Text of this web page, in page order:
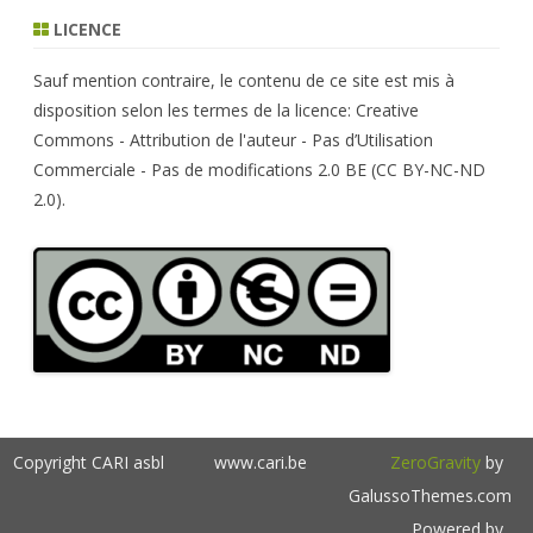
r
h
LICENCE
Sauf mention contraire, le contenu de ce site est mis à
disposition selon les termes de la licence: Creative
Commons - Attribution de l'auteur - Pas d’Utilisation
Commerciale - Pas de modifications 2.0 BE (CC BY-NC-ND
2.0).
Copyright CARI asbl www.cari.be ZeroGravityby
GalussoThemes.com